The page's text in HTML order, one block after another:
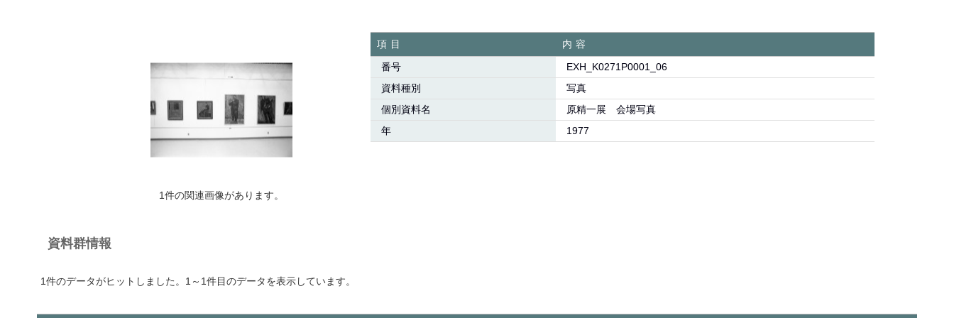
1件の関連画像があります。
項目
内容
番号
EXH_K0271P0001_06
資料種別
写真
個別資料名
原精一展 会場写真
年
1977
資料群情報
1件のデータがヒットしました。1～1件目のデータを表示しています。